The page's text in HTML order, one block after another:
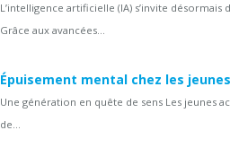
L’intelligence artificielle (IA) s’invite
Grâce aux avancées...
Épuisement mental chez les
Une génération en quête de sens Les jeunes
de...